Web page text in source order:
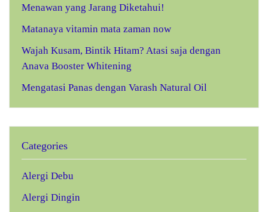
Menawan yang Jarang Diketahui!
Matanaya vitamin mata zaman now
Wajah Kusam, Bintik Hitam? Atasi saja dengan
Anava Booster Whitening
Mengatasi Panas dengan Varash Natural Oil
Categories
Alergi Debu
Alergi Dingin